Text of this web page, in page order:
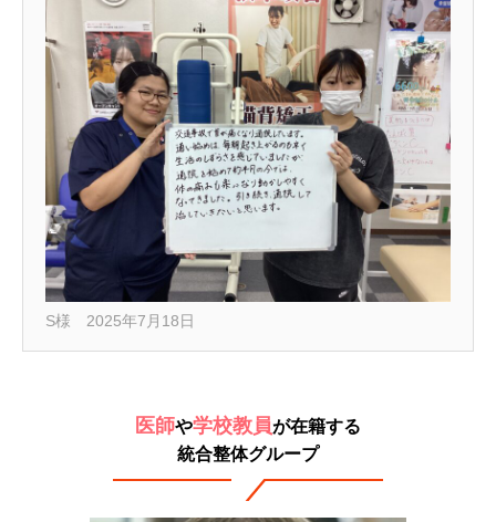
S様 2025年7月18日
医師や学校教員が在籍する
統合整体グループ